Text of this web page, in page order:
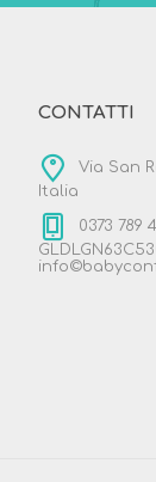
CONTATTI
Via San
Italia
0373 789